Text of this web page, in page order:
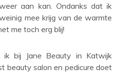
aan kan. Ondanks dat ik
mee krijg van de warmte
me toch erg blij!
ik bij Jane Beauty in Katwijk
beauty salon en pedicure doet